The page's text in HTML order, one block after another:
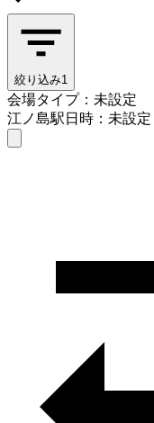
絞り込み1
会場タイプ：未設定
江ノ島駅日時：未設定